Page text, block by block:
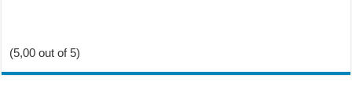
(5,00 out of 5)